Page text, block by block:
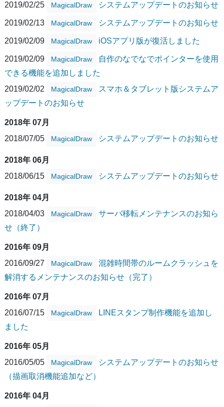
2019/02/25
MagicalDraw システムアップデートのお知らせ
2019/02/13 MagicalDraw システムアップデートのお知らせ
2019/02/09 MagicalDraw iOSアプリ版が復活しました
2019/02/09 MagicalDraw
自作のなでなでポインターを使用
できる機能を追加しました
2019/02/02
MagicalDraw
スマホ＆タブレット版システムア
ップデートのお知らせ
2018年 07月
2018/07/05
MagicalDraw システムアップデートのお知らせ
2018年 06月
2018/06/15
MagicalDraw システムアップデートのお知らせ
2018年 04月
2018/04/03
MagicalDraw
サーバ移転メンテナンスのお知ら
せ（終了）
2016年 09月
2016/09/27
MagicalDraw
混雑時間帯のルームクラッシュを
解消するメンテナンスのお知らせ（完了）
2016年 07月
2016/07/15
MagicalDraw
LINEスタンプ制作機能を追加し
ました
2016年 05月
2016/05/05
MagicalDraw
システムアップデートのお知らせ
（描画取消機能追加など）
2016年 04月